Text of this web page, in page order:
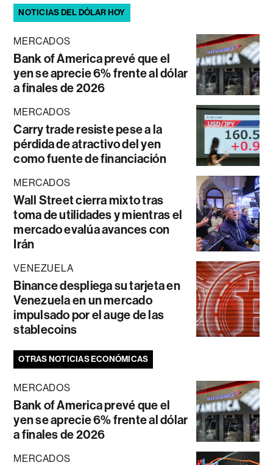
NOTICIAS DEL DÓLAR HOY
MERCADOS
Bank of America prevé que el
yen se aprecie 6% frente al dólar
a finales de 2026
MERCADOS
Carry trade resiste pese a la
pérdida de atractivo del yen
como fuente de financiación
MERCADOS
Wall Street cierra mixto tras
toma de utilidades y mientras el
mercado evalúa avances con
Irán
VENEZUELA
Binance despliega su tarjeta en
Venezuela en un mercado
impulsado por el auge de las
stablecoins
OTRAS NOTICIAS ECONÓMICAS
MERCADOS
Bank of America prevé que el
yen se aprecie 6% frente al dólar
a finales de 2026
MERCADOS